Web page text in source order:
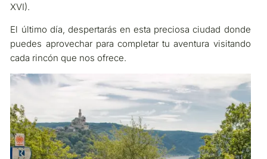
XVI).
El último día, despertarás en esta preciosa ciudad donde
puedes aprovechar para completar tu aventura visitando
cada rincón que nos ofrece.